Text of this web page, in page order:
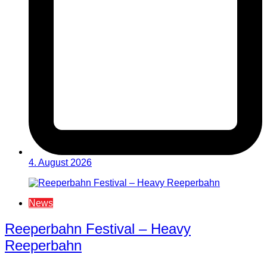
4. August 2026
News
Reeperbahn Festival – Heavy
Reeperbahn